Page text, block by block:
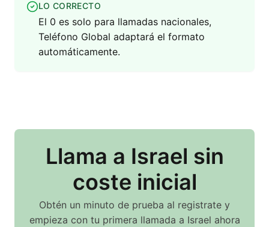
LO CORRECTO
El 0 es solo para llamadas nacionales,
Teléfono Global adaptará el formato
automáticamente.
Llama a Israel sin
coste inicial
Obtén un minuto de prueba al registrate y
empieza con tu primera llamada a Israel ahora